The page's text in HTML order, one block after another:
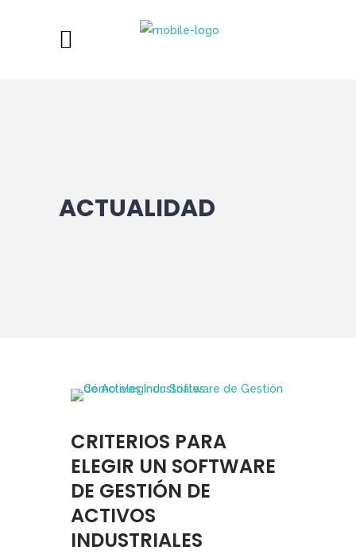
ACTUALIDAD
CRITERIOS PARA
ELEGIR UN SOFTWARE
DE GESTIÓN DE
ACTIVOS
INDUSTRIALES